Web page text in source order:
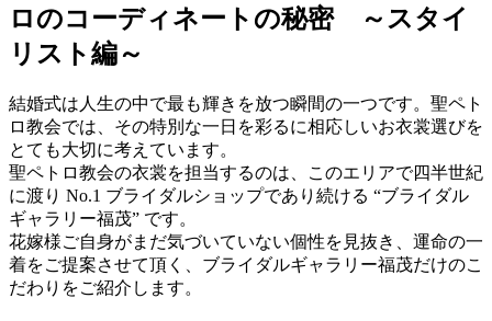
ロのコーディネートの秘密 ～スタイ
リスト編～
結婚式は人生の中で最も輝きを放つ瞬間の一つです。聖ペト
ロ教会では、その特別な一日を彩るに相応しいお衣裳選びを
とても大切に考えています。
聖ペトロ教会の衣裳を担当するのは、このエリアで四半世紀
に渡り No.1 ブライダルショップであり続ける “ブライダル
ギャラリー福茂” です。
花嫁様ご自身がまだ気づいていない個性を見抜き、運命の一
着をご提案させて頂く、ブライダルギャラリー福茂だけのこ
だわりをご紹介します。